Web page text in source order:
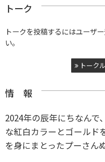
トーク
トークを投稿するにはユーザ
い。
トーク
情 報
2024年の辰年にちなんで
な紅白カラーとゴールド
を身にまとったプーさん